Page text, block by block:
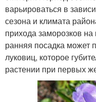
варьироваться в
сезона и климата
прихода заморозков
ранняя посадка может
луковиц, которое
растении при первых